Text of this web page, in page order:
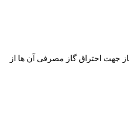
باشد ممنوع است،مگر آنکه هوای مورد نیاز جهت احتراق گاز مصرفی آن ها از